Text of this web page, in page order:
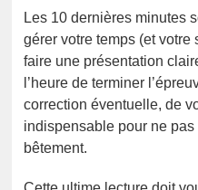
Les 10 dernières minutes
gérer votre temps (et
faire une présentation
l’heure de terminer
correction éventuelle, de
indispensable pour ne
bêtement.